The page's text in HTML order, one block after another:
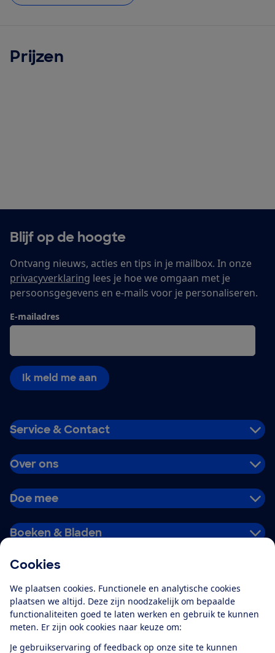
Cookies
We plaatsen cookies. Functionele en analytische cookies
plaatsen we altijd. Deze zijn noodzakelijk om bepaalde
functionaliteiten goed te laten werken en gebruik te kunnen
meten. Er zijn ook cookies naar keuze om:
Je gebruikservaring of feedback op onze site te kunnen
Prijzen
Blijf op de hoogte
Ontvang nieuws, acties en tips in je mailbox. In onze
privacyverklaring lees je hoe we omgaan met je
persoonsgegevens en e-mails voor je personaliseren.
E-mailadres
Ik meld me aan
Service & Contact
Over ons
Doe mee
Boeken & Bladen
Alles over de